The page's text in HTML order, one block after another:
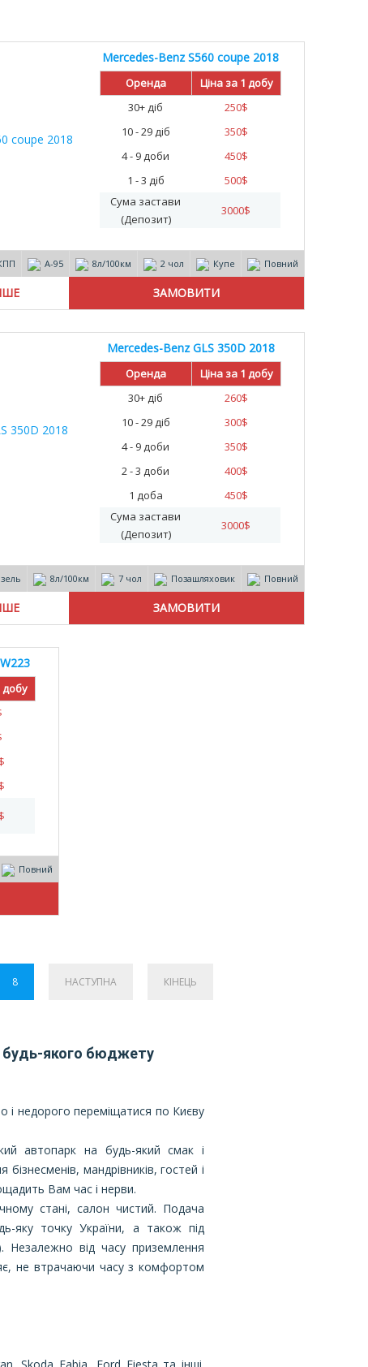
Mercedes-Benz S560 coupe 2018
Оренда
Ціна за 1 добу
30+ діб
250$
10 - 29 діб
350$
4 - 9 доби
450$
1 - 3 діб
500$
Сума застави
(Депозит)
3000$
А-95 8л/100км 2 чол Купе Повний
Mercedes-Benz GLS 350D 2018
Оренда
Ціна за 1 добу
30+ діб
260$
10 - 29 діб
300$
4 - 9 доби
350$
2 - 3 доби
400$
1 доба
450$
Сума застави
(Депозит)
3000$
8л/100км 7 чол Позашляховик Повний
добу
$
$
$
Повний
8 НАСТУПНА КІНЕЦЬ
будь-якого бюджету
і недорого переміщатися по Києву
автопарк на будь-який смак і
мандрівників, гостей і
Вам час і нерви.
стані, салон чистий. Подача
яку точку України, а також під
Незалежно від часу приземлення
не втрачаючи часу з комфортом